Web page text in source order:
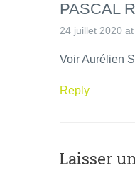
PASCAL
24 juillet 2020
Voir Aurélien
Reply
Laisser